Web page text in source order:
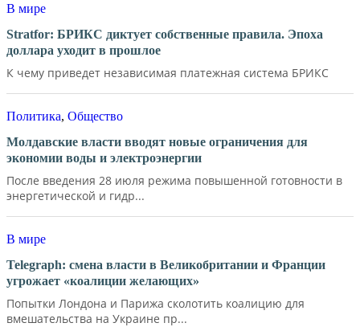
В мире
Stratfor: БРИКС диктует собственные правила. Эпоха
доллара уходит в прошлое
К чему приведет независимая платежная система БРИКС
Политика, Общество
Молдавские власти вводят новые ограничения для
экономии воды и электроэнергии
После введения 28 июля режима повышенной готовности в
энергетической и гидр...
В мире
Telegraph: смена власти в Великобритании и Франции
угрожает «коалиции желающих»
Попытки Лондона и Парижа сколотить коалицию для
вмешательства на Украине пр...